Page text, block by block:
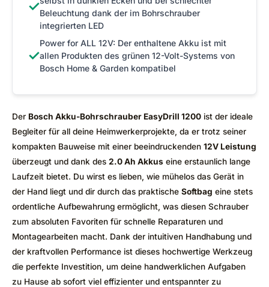
✓Beleuchtung dank der im Bohrschrauber
integrierten LED
✓
Power for ALL 12V: Der enthaltene Akku ist mit
allen Produkten des grünen 12-Volt-Systems von
Bosch Home & Garden kompatibel
Der Bosch Akku-Bohrschrauber EasyDrill 1200 ist der ideale
Begleiter für all deine Heimwerkerprojekte, da er trotz seiner
kompakten Bauweise mit einer beeindruckenden 12V Leistung
überzeugt und dank des 2.0 Ah Akkus eine erstaunlich lange
Laufzeit bietet. Du wirst es lieben, wie mühelos das Gerät in
der Hand liegt und dir durch das praktische Softbag eine stets
ordentliche Aufbewahrung ermöglicht, was diesen Schrauber
zum absoluten Favoriten für schnelle Reparaturen und
Montagearbeiten macht. Dank der intuitiven Handhabung und
der kraftvollen Performance ist dieses hochwertige Werkzeug
die perfekte Investition, um deine handwerklichen Aufgaben
zu Hause ab sofort viel effizienter und entspannter zu